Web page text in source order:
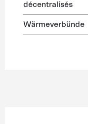
décentralisés
Wärmeverbünde